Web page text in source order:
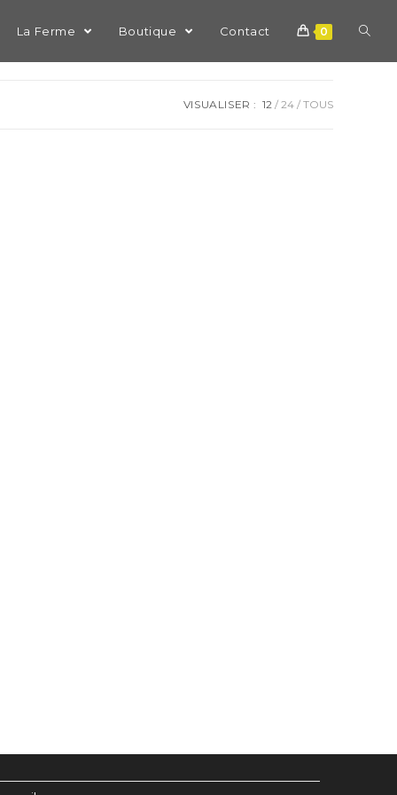
La Ferme Boutique Contact 0
VISUALISER : 12 24 TOUS